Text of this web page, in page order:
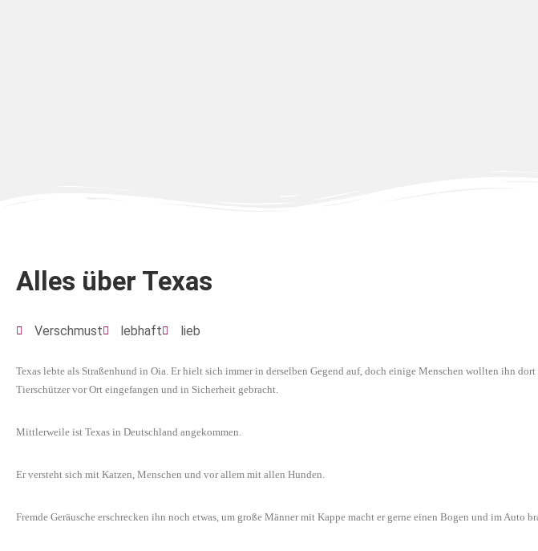
Alles über Texas
Verschmust lebhaft lieb
Texas lebte als Straßenhund in Oia. Er hielt sich immer in derselben Gegend auf, doch einige Menschen wollten ihn
Tierschützer vor Ort eingefangen und in Sicherheit gebracht.
Mittlerweile ist Texas in Deutschland angekommen.
Er versteht sich mit Katzen, Menschen und vor allem mit allen Hunden.
Fremde Geräusche erschrecken ihn noch etwas, um große Männer mit Kappe macht er gerne einen Bogen und im